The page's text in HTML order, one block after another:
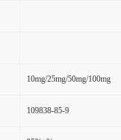
10mg/25mg/50mg/100mg
109838-85-9